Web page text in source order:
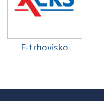
E-trhovisko